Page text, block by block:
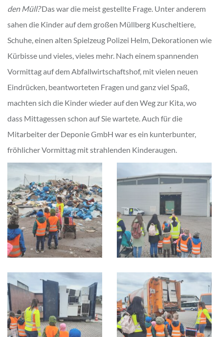
den Müll?Das war die meist gestellte Frage. Unter anderem
sahen die Kinder auf dem großen Müllberg Kuscheltiere,
Schuhe, einen alten Spielzeug Polizei Helm, Dekorationen wie
Kürbisse und vieles, vieles mehr. Nach einem spannenden
Vormittag auf dem Abfallwirtschaftshof, mit vielen neuen
Eindrücken, beantworteten Fragen und ganz viel Spaß,
machten sich die Kinder wieder auf den Weg zur Kita, wo
dass Mittagessen schon auf Sie wartete. Auch für die
Mitarbeiter der Deponie GmbH war es ein kunterbunter,
fröhlicher Vormittag mit strahlenden Kinderaugen.